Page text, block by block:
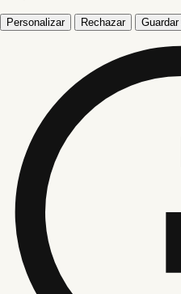
Personalizar Rechazar